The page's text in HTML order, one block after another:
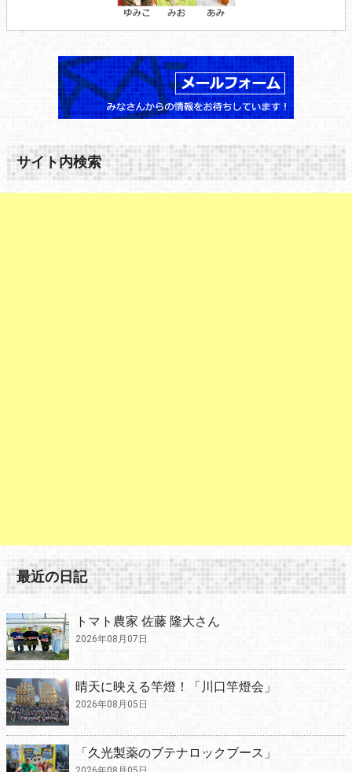
サイト内検索
最近の日記
トマト農家 佐藤 隆大さん
2026年08月07日
晴天に映える竿燈！「川口竿燈会」
2026年08月05日
「久光製薬のブテナロックブース」